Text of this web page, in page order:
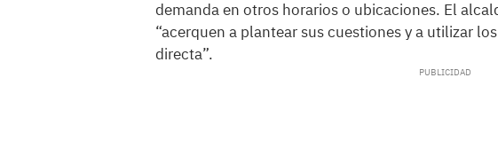
demanda en otros horarios o ubicaciones. El
“acerquen a plantear sus cuestiones y a utilizar
directa”.